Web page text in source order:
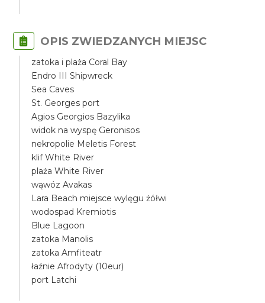
OPIS ZWIEDZANYCH MIEJSC
zatoka i plaża Coral Bay
Endro III Shipwreck
Sea Caves
St. Georges port
Agios Georgios Bazylika
widok na wyspę Geronisos
nekropolie Meletis Forest
klif White River
plaża White River
wąwóz Avakas
Lara Beach miejsce wylęgu żółwi
wodospad Kremiotis
Blue Lagoon
zatoka Manolis
zatoka Amfiteatr
łaźnie Afrodyty (10eur)
port Latchi